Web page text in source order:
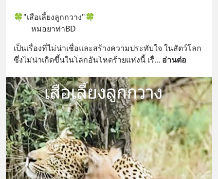
🍀"เสือเลี้ยงลูกกวาง"🍀
         หมอยาท่าBD
เป็นเรื่องที่ไม่น่าเชื่อและสร้างความประทับใจ ในสัตว์โลก
ซึ่งไม่น่าเกิดขึ้นในโลกอันโหดร้ายแห่งนี้ เรื่... อ่านต่อ